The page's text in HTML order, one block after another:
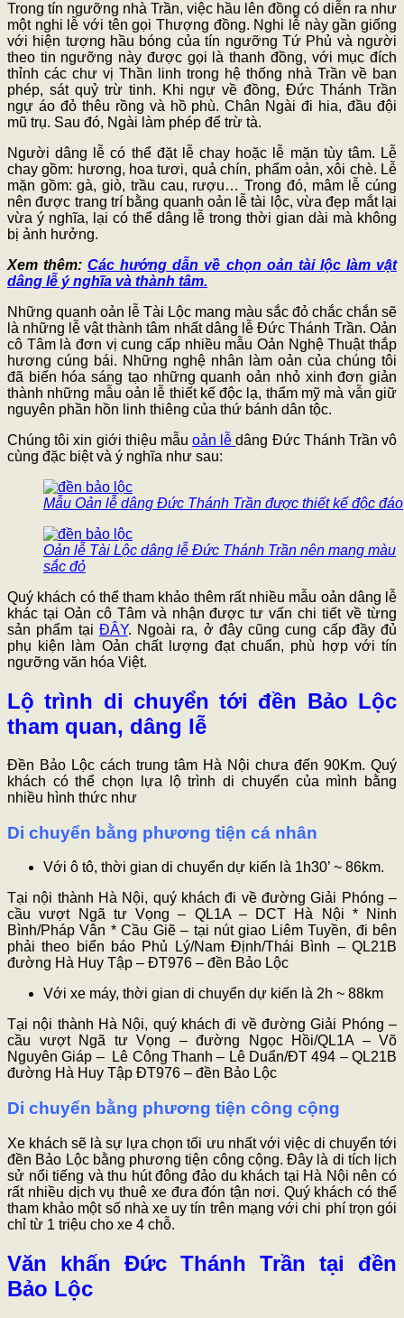
Trong tín ngưỡng nhà Trần, việc hầu lên đồng có diễn ra như
một nghi lễ với tên gọi Thượng đồng. Nghi lễ này gần giống
với hiện tượng hầu bóng của tín ngưỡng Tứ Phủ và người
theo tin ngưỡng này được gọi là thanh đồng, với mục đích
thỉnh các chư vị Thần linh trong hệ thống nhà Trần về ban
phép, sát quỷ trừ tinh. Khi ngự về đồng, Đức Thánh Trần
ngự áo đỏ thêu rồng và hồ phù. Chân Ngài đi hia, đầu đội
mũ trụ. Sau đó, Ngài làm phép để trừ tà.
Người dâng lễ có thể đặt lễ chay hoặc lễ mặn tùy tâm. Lễ
chay gồm: hương, hoa tươi, quả chín, phẩm oản, xôi chè. Lễ
mặn gồm: gà, giò, trầu cau, rượu… Trong đó, mâm lễ cúng
nên được trang trí bằng quanh oản lễ tài lộc, vừa đẹp mắt lại
vừa ý nghĩa, lại có thể dâng lễ trong thời gian dài mà không
bị ảnh hưởng.
Xem thêm:Các hướng dẫn về chọn oản tài lộc làm vật
dâng lễ ý nghĩa và thành tâm.
Những quanh oản lễ Tài Lộc mang màu sắc đỏ chắc chắn sẽ
là những lễ vật thành tâm nhất dâng lễ Đức Thánh Trần. Oản
cô Tâm là đơn vị cung cấp nhiều mẫu Oản Nghệ Thuật thắp
hương cúng bái. Những nghệ nhân làm oản của chúng tôi
đã biến hóa sáng tạo những quanh oản nhỏ xinh đơn giản
thành những mẫu oản lễ thiết kế độc lạ, thẩm mỹ mà vẫn giữ
nguyên phần hồn linh thiêng của thứ bánh dân tộc.
Chúng tôi xin giới thiệu mẫu oản lễ dâng Đức Thánh Trần vô
cùng đặc biệt và ý nghĩa như sau:
Mẫu Oản lễ dâng Đức Thánh Trần được thiết kế độc đáo
Oản lễ Tài Lộc dâng lễ Đức Thánh Trần nên mang màu
sắc đỏ
Quý khách có thể tham khảo thêm rất nhiều mẫu oản dâng lễ
khác tại Oản cô Tâm và nhận được tư vấn chi tiết về từng
sản phẩm tại ĐÂY. Ngoài ra, ở đây cũng cung cấp đầy đủ
phụ kiện làm Oản chất lượng đạt chuẩn, phù hợp với tín
ngưỡng văn hóa Việt.
Lộ trình di chuyển tới đền Bảo Lộc
tham quan, dâng lễ
Đền Bảo Lộc cách trung tâm Hà Nội chưa đến 90Km. Quý
khách có thể chọn lựa lộ trình di chuyển của mình bằng
nhiều hình thức như
Di chuyển bằng phương tiện cá nhân
Với ô tô, thời gian di chuyển dự kiến là 1h30’ ~ 86km.
Tại nội thành Hà Nội, quý khách đi về đường Giải Phóng –
cầu vượt Ngã tư Vọng – QL1A – DCT Hà Nội * Ninh
Bình/Pháp Vân * Cầu Giẽ – tại nút giao Liêm Tuyền, đi bên
phải theo biển báo Phủ Lý/Nam Định/Thái Bình – QL21B
đường Hà Huy Tập – ĐT976 – đền Bảo Lộc
Với xe máy, thời gian di chuyển dự kiến là 2h ~ 88km
Tại nội thành Hà Nội, quý khách đi về đường Giải Phóng –
cầu vượt Ngã tư Vọng – đường Ngọc Hồi/QL1A – Võ
Nguyên Giáp – Lê Công Thanh – Lê Duẩn/ĐT 494 – QL21B
đường Hà Huy Tập ĐT976 – đền Bảo Lộc
Di chuyển bằng phương tiện công cộng
Xe khách sẽ là sự lựa chọn tối ưu nhất với việc di chuyển tới
đền Bảo Lộc bằng phương tiện công cộng. Đây là di tích lịch
sử nổi tiếng và thu hút đông đảo du khách tại Hà Nội nên có
rất nhiều dịch vụ thuê xe đưa đón tận nơi. Quý khách có thể
tham khảo một số nhà xe uy tín trên mạng với chi phí trọn gói
chỉ từ 1 triệu cho xe 4 chỗ.
Văn khấn Đức Thánh Trần tại đền
Bảo Lộc